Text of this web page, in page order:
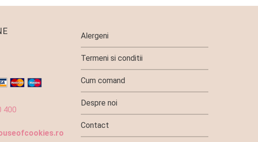
400
Alergeni
Termeni si conditii
Cum comand
Despre noi
Contact